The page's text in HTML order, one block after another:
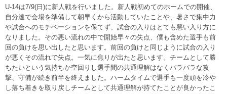
U-14は7/9(日)に新人戦を行いました。新人戦初めてのホームでの開催、
自分達で会場を準備して朝早くから活動していたことや、暑さで集中力
や試合へのモチベーションを保てず、試合の入りはとても悪い入り方に
なりました。その悪い流れの中で開始早々の失点、僕も含めた選手も前
回の負けを思い出したと思います。前回の負けと同じように試合の入り
が悪くその流れで失点。一気に焦りが出たと思います。チームとして勝
ちたいという気持ちか空回りし選手間の共通理解はなくバラバラな攻
撃、守備が続き前半を終えました。ハームタイムで選手も一度頭を冷や
し落ち着きを取り戻しチームとして共通理解が持てたことが良かったこ